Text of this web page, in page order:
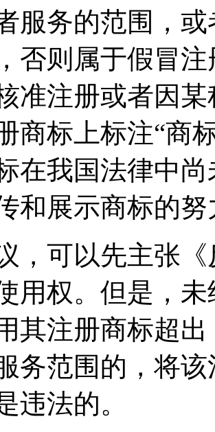
服务的范围，
否则属于假冒
准注册或者因
商标上标注“商
在我国法律中
和展示商标的努
，可以先主张
用权。但是，
其注册商标超
务范围的，将
违法的。